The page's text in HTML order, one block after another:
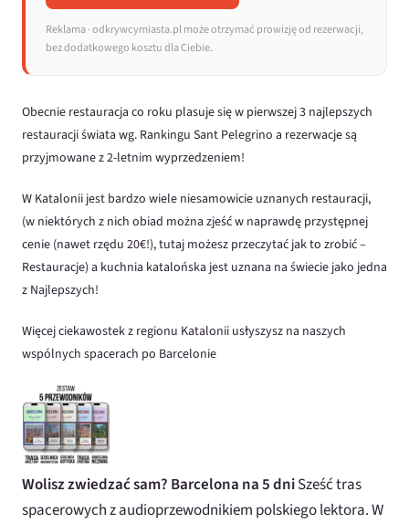
Reklama · odkrywcymiasta.pl może otrzymać prowizję od rezerwacji,
bez dodatkowego kosztu dla Ciebie.
Obecnie restauracja co roku plasuje się w pierwszej 3 najlepszych
restauracji świata wg. Rankingu Sant Pelegrino a rezerwacje są
przyjmowane z 2-letnim wyprzedzeniem!
W Katalonii jest bardzo wiele niesamowicie uznanych restauracji,
(w niektórych z nich obiad można zjeść w naprawdę przystępnej
cenie (nawet rzędu 20€!), tutaj możesz przeczytać jak to zrobić –
Restauracje) a kuchnia katalońska jest uznana na świecie jako jedna
z Najlepszych!
Więcej ciekawostek z regionu Katalonii usłyszysz na naszych
wspólnych spacerach po Barcelonie
Wolisz zwiedzać sam? Barcelona na 5 dniSześć tras
spacerowych z audioprzewodnikiem polskiego lektora. W